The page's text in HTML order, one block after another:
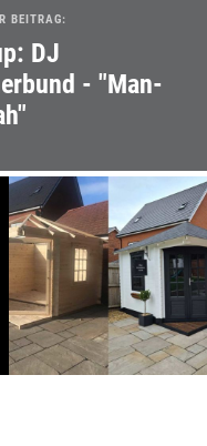
BEITRAG:
DJ
- "Man-